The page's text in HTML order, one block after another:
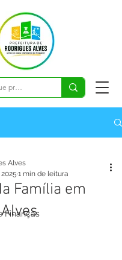
Finanças
Família em
Alves
1 min de leitura